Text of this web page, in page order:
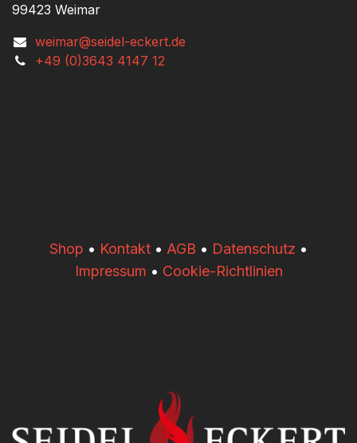
99423 Weimar
weimar@seidel-eckert.de
+49 (0)3643 4147 12
​​Shop • Kontakt • AGB • Datenschutz •
Impressum • Cookie-Richtlinien